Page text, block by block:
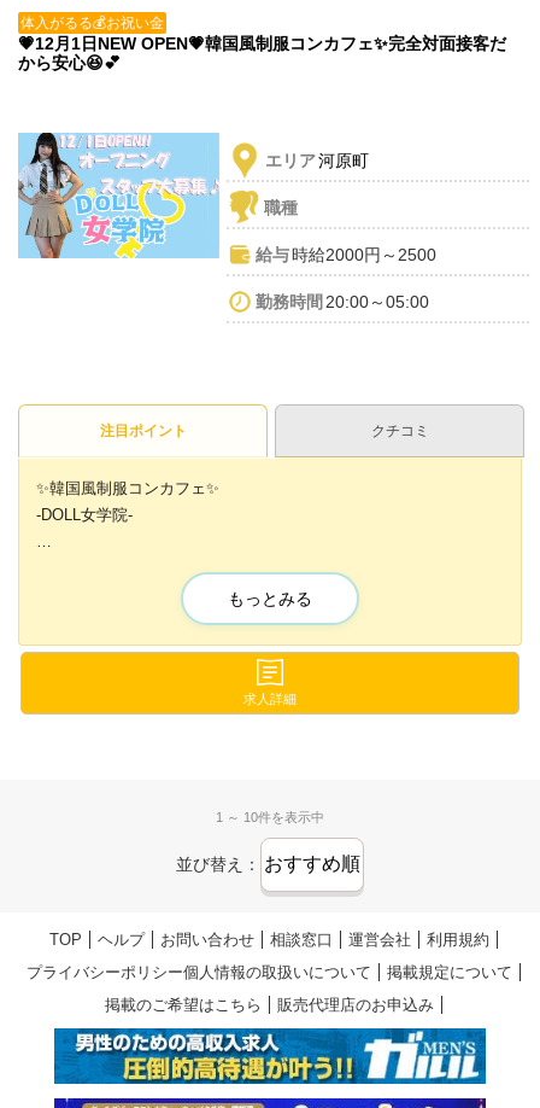
体入がるる💰お祝い金
💗12月1日NEW OPEN💗韓国風制服コンカフェ✨完全対面接客だ
から安心😆💕
エリア河原町
職種
給与時給2000円～2500
勤務時間 20:00～05:00
注目ポイント クチコミ
✨韓国風制服コンカフェ✨
-DOLL女学院-
白とピンクを基調した可愛い店内で
女子会気分でゆる〜く稼げるお店💗
今なら…
＼1人1着、制服をプレゼント😆💕／
この機会に是非お越しください💕
もっとみる
求人詳細
1 ～ 10件を表示中
並び替え：
TOP ヘルプ お問い合わせ 相談窓口 運営会社
利用規約
プライバシーポリシー個人情報の取扱いについて
掲載規定について
掲載のご希望はこちら
販売代理店のお申込み